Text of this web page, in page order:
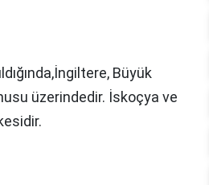
Büyük
üzerindedir. İskoçya ve